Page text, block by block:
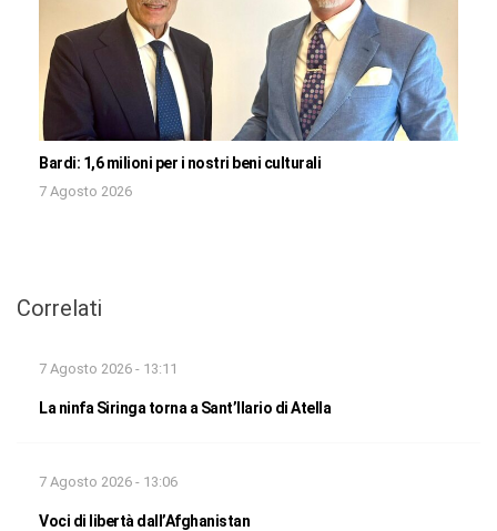
Bardi: 1,6 milioni per i nostri beni culturali
7 Agosto 2026
Correlati
7 Agosto 2026 - 13:11
La ninfa Siringa torna a Sant’Ilario di Atella
7 Agosto 2026 - 13:06
Voci di libertà dall’Afghanistan